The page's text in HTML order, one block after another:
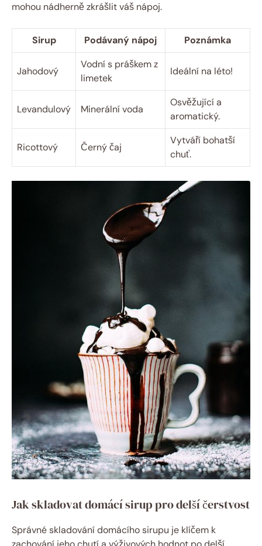
mohou nádherně zkrášlit váš nápoj.
Sirup Podávaný nápoj Poznámka
Jahodový
Vodní s práškem z
limetek
Ideální na léto!
Levandulový Minerální voda
Osvěžující a
aromatický.
Ricottový Černý čaj
Vytváří bohatší
chuť.
Jak skladovat domácí sirup pro delší čerstvost
Správné skladování domácího sirupu je klíčem k